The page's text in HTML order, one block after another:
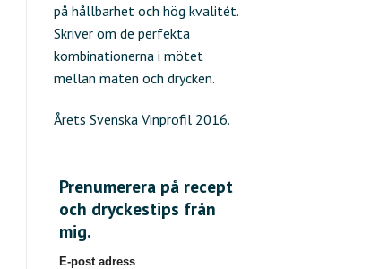
på hållbarhet och hög kvalitét.
Skriver om de perfekta
kombinationerna i mötet
mellan maten och drycken.
Årets Svenska Vinprofil 2016.
Prenumerera på recept
och dryckestips från
mig.
E-post adress